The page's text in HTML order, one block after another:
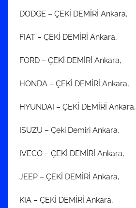
DODGE – ÇEKİ DEMİRİ Ankara,
FIAT – ÇEKİ DEMİRİ Ankara,
FORD – ÇEKİ DEMİRİ Ankara,
HONDA – ÇEKİ DEMİRİ Ankara,
HYUNDAI – ÇEKİ DEMİRİ Ankara,
ISUZU – Çeki Demiri Ankara,
IVECO – ÇEKİ DEMİRİ Ankara,
JEEP – ÇEKİ DEMİRİ Ankara,
KIA – ÇEKİ DEMİRİ Ankara,